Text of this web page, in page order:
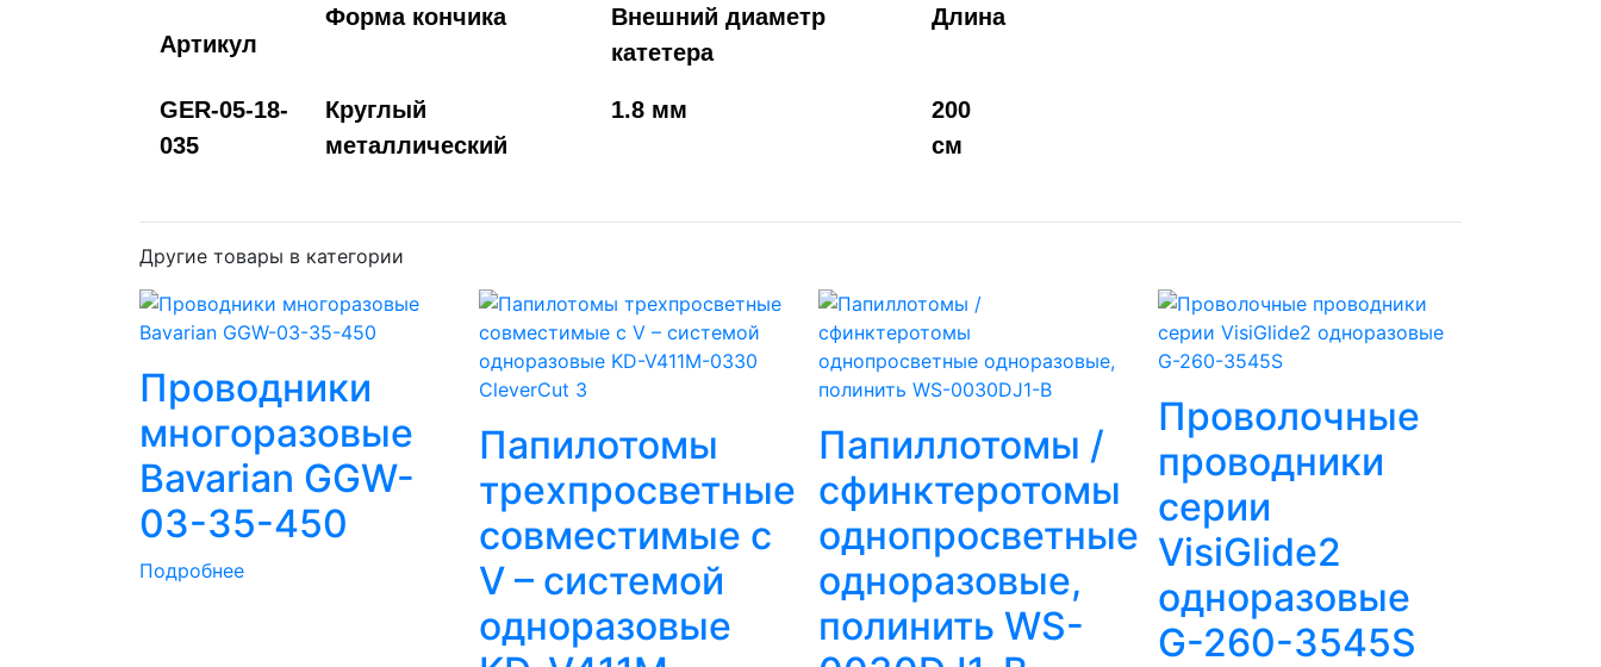
Артикул
Форма кончика
Внешний диаметр
катетера
Длина
GER-05-18-
035
Круглый
металлический
1.8 мм
200
см
Другие товары в категории
Проводники
многоразовые
Bavarian GGW-
03-35-450
Подробнее
CleverCut 3
Папилотомы
трехпросветные
совместимые с
V – системой
одноразовые
Папиллотомы /
сфинктеротомы
однопросветные
одноразовые,
полинить WS-
Проволочные
проводники
серии
VisiGlide2
одноразовые
G-260-3545S